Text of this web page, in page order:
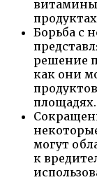
Борьба с
решение
как они
площадях.
могут
к